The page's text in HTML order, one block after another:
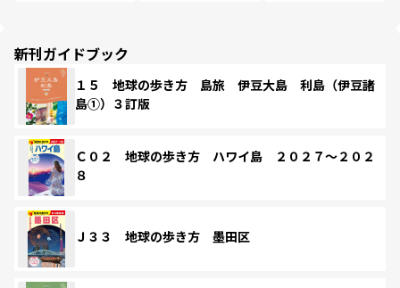
新刊ガイドブック
１５ 地球の歩き方 島旅 伊豆大島 利島（伊豆諸
島①）３訂版
Ｃ０２ 地球の歩き方 ハワイ島 ２０２７～２０２
８
Ｊ３３ 地球の歩き方 墨田区